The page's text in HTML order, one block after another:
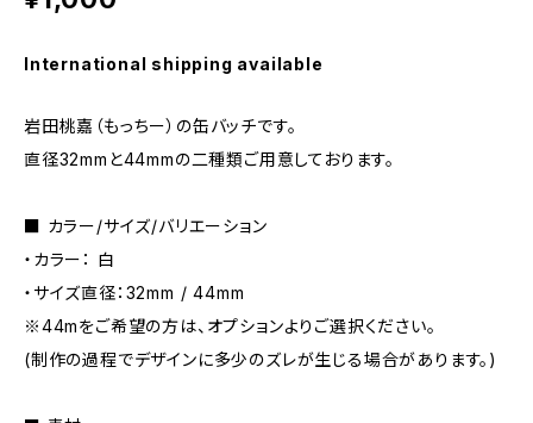
International shipping available
岩田桃嘉（もっちー）の缶バッチです。
直径32mmと44mmの二種類ご用意しております。
■ カラー/サイズ/バリエーション
・カラー： 白
・サイズ直径：32mm / 44mm
※44mをご希望の方は、オプションよりご選択ください。
(制作の過程でデザインに多少のズレが生じる場合があります。)